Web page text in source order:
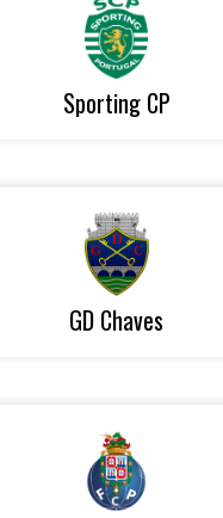
Sporting CP
GD Chaves